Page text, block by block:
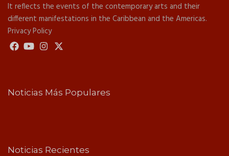
It reflects the events of the contemporary arts and their
different manifestations in the Caribbean and the Americas.
Privacy Policy
Noticias Más Populares
Noticias Recientes